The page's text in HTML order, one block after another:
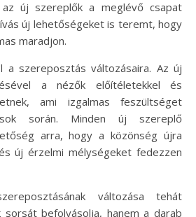
az új szereplők a meglévő csapat
új lehetőségeket is teremt, hogy
maradjon.
a szereposztás változásaira. Az új
a nézők előítéletekkel és
ami izgalmas feszültséget
során. Minden új szereplő
arra, hogy a közönség újra
új érzelmi mélységeket fedezzen
változása tehát
sorsát befolyásolja, hanem a darab